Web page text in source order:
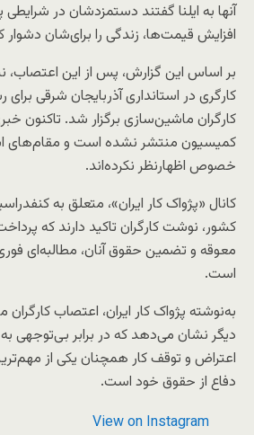
آنها به ایلنا گفتند دستمزدشان در
افزایش قیمت‌ها، زندگی را برای‌شان
بر اساس این گزارش، پس از این
کارگری در استانداری آذربایجان شرقی
کارگران ماشین‌سازی برگزار شد. تاکنون
کمیسیون منتشر نشده است و مقام‌های
خصوص اظهارنظر نکرده‌اند.
کانال «پژواک کار ایران»، متعلق به
کشور، نوشت کارگران تاکید دارند که
معوقه و تضمین حقوق آنان، مطالبه‌ای
است.
به‌نوشته پژواک کار ایران، اعتصاب کارگران
دیگر نشان می‌دهد که در برابر بی‌توجهی
اعتراض و توقف کار همچنان یکی از مهم‌ترین
دفاع از حقوق خود است.
View on Instagram